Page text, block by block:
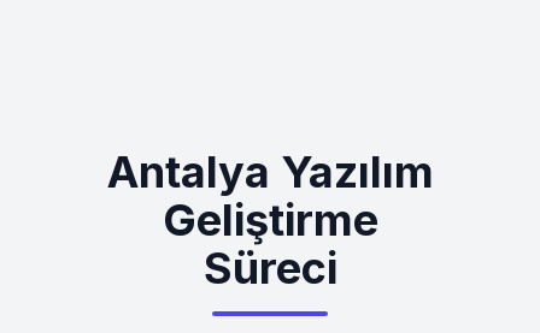
Antalya Yazılım
Geliştirme
Süreci